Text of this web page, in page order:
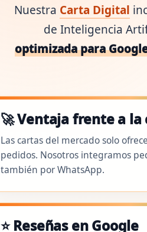
Nuestra Carta Digital
de Inteligencia
optimizada para
🚀 Ventaja frente a
Las cartas del mercado solo
pedidos. Nosotros integramos
también por WhatsApp.
⭐ Reseñas en Google